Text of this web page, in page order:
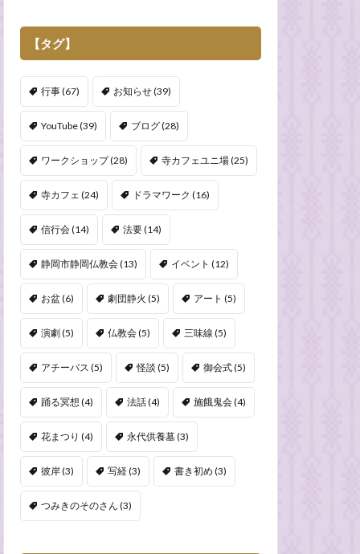
【タグ】
行事(67) お知らせ(39)
YouTube(39) ブログ(28)
ワークショップ(28) 寺カフェユニ場(25)
寺カフェ (24) ドラマワーク (16)
信行会(14) 法要(14)
静岡市静岡仏教会(13) イベント (12)
お盆(6) 劇団静火 (5) アート (5)
演劇(5) 仏教会(5) 三味線 (5)
アチーバス (5) 怪談 (5) 御会式(5)
踊る冥想 (4) 法話(4) 施餓鬼会(4)
花まつり (4) 永代供養墓(3)
彼岸(3) 写経(3) 書き初め (3)
つみきのそのさん (3)